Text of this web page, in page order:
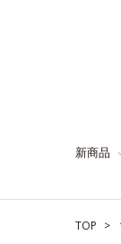
新商品
TOP